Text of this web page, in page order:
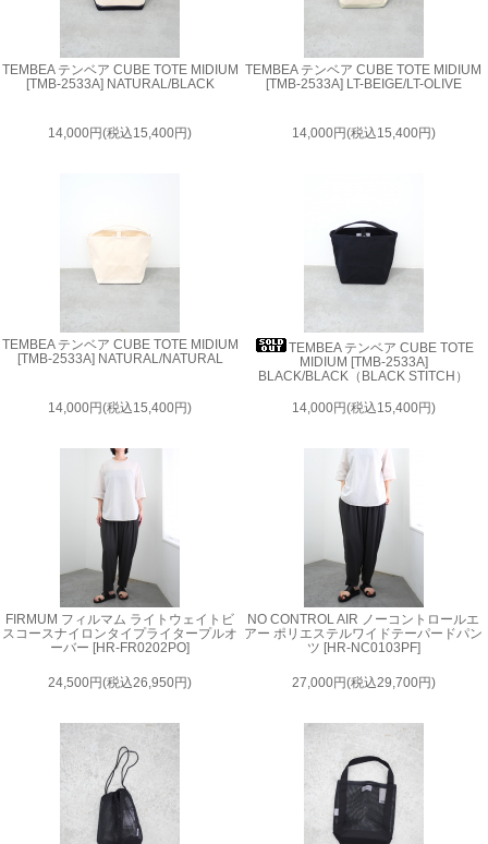
TEMBEA テンベア CUBE TOTE MIDIUM
[TMB-2533A] NATURAL/BLACK
14,000円(税込15,400円)
TEMBEA テンベア CUBE TOTE MIDIUM
[TMB-2533A] LT-BEIGE/LT-OLIVE
14,000円(税込15,400円)
TEMBEA テンベア CUBE TOTE MIDIUM
[TMB-2533A] NATURAL/NATURAL
14,000円(税込15,400円)
TEMBEA テンベア CUBE TOTE
MIDIUM [TMB-2533A]
BLACK/BLACK（BLACK STITCH）
14,000円(税込15,400円)
FIRMUM フィルマム ライトウェイトビ
スコースナイロンタイプライタープルオ
ーバー [HR-FR0202PO]
24,500円(税込26,950円)
NO CONTROL AIR ノーコントロールエ
アー ポリエステルワイドテーパードパン
ツ [HR-NC0103PF]
27,000円(税込29,700円)